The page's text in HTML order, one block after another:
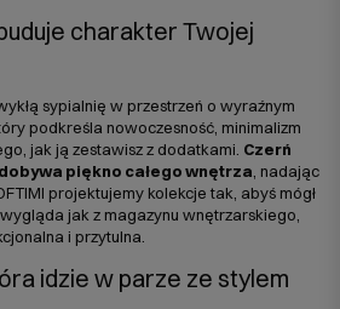
charakter Twojej
sypialnię w przestrzeń o wyraźnym
podkreśla nowoczesność, minimalizm
jak ją zestawisz z dodatkami. Czerń
piękno całego wnętrza , nadając
projektujemy kolekcje tak, abyś mógł
jak z magazynu wnętrzarskiego,
i przytulna.
idzie w parze ze stylem